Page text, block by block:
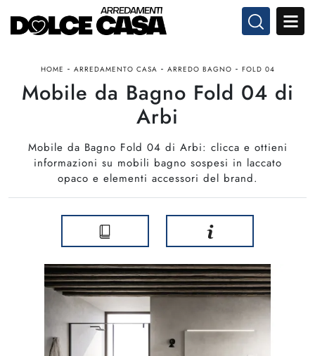
HOME - ARREDAMENTO CASA - ARREDO BAGNO - FOLD 04
Mobile da Bagno Fold 04 di
Arbi
Mobile da Bagno Fold 04 di Arbi: clicca e ottieni
informazioni su mobili bagno sospesi in laccato
opaco e elementi accessori del brand.